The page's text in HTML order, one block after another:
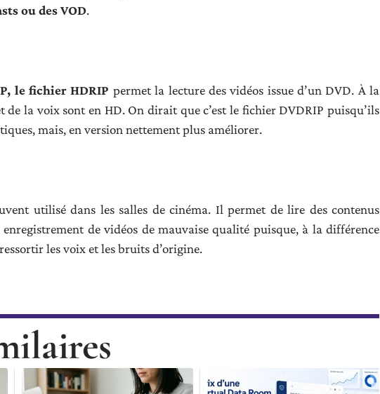
ou des VOD.
le fichier HDRIP permet la lecture des vidéos issue d’un DVD. À la
de la voix sont en HD. On dirait que c’est le fichier DVDRIP puisqu’ils
mais, en version nettement plus améliorer.
utilisé dans les salles de cinéma. Il permet de lire des contenus
de vidéos de mauvaise qualité puisque, à la différence
les voix et les bruits d’origine.